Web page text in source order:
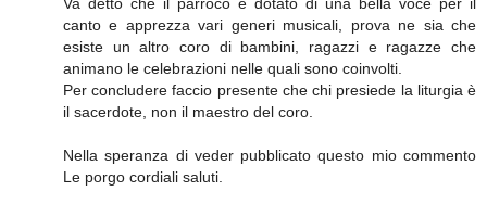
canto e apprezza vari generi musicali, prova ne sia che
esiste un altro coro di bambini, ragazzi e ragazze che
animano le celebrazioni nelle quali sono coinvolti.
Per concludere faccio presente che chi presiede la liturgia è
il sacerdote, non il maestro del coro.
Nella speranza di veder pubblicato questo mio commento
Le porgo cordiali saluti.